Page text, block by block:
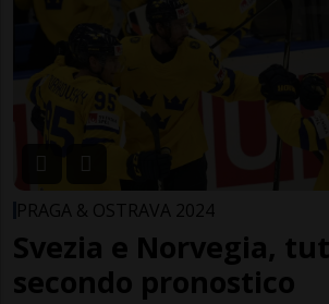
PRAGA & OSTRAVA 2024
Svezia e Norvegia,
secondo pronostico